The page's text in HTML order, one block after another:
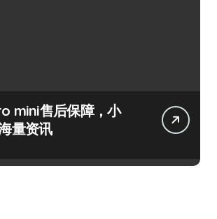
mini售后保障，小
量资讯